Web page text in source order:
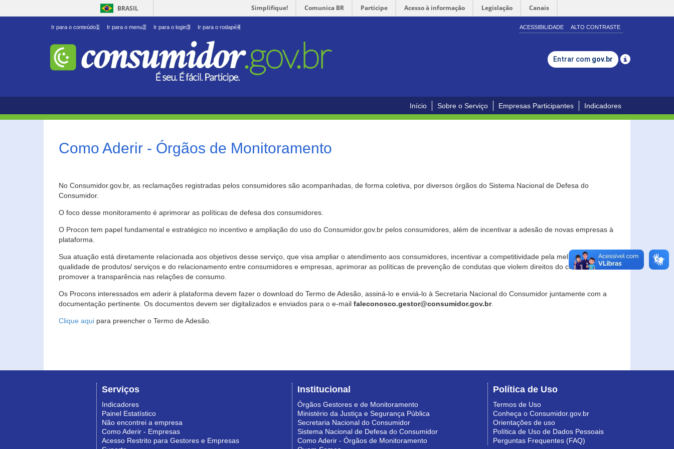
BRASIL Simplifique! Comunica BR Participe Acesso à informação Legislação Canais
Ir para o conteúdo1 Ir para o menu2 Ir para o login3 Ir para o rodapé4 ACESSIBILIDADE ALTO CONTRASTE
Entrar com gov.br
Início Sobre o Serviço Empresas Participantes Indicadores
Como Aderir - Órgãos de Monitoramento
No Consumidor.gov.br, as reclamações registradas pelos consumidores são acompanhadas, de forma coletiva, por diversos órgãos do Sistema Nacional de Defesa do
Consumidor.
O foco desse monitoramento é aprimorar as políticas de defesa dos consumidores.
O Procon tem papel fundamental e estratégico no incentivo e ampliação do uso do Consumidor.gov.br pelos consumidores, além de incentivar a adesão de novas empresas à
plataforma.
Sua atuação está diretamente relacionada aos objetivos desse serviço, que visa ampliar o atendimento aos consumidores, incentivar a competitividade pela melhoria da
qualidade de produtos/ serviços e do relacionamento entre consumidores e empresas, aprimorar as políticas de prevenção de condutas que violem direitos do consumidor e
promover a transparência nas relações de consumo.
Os Procons interessados em aderir à plataforma devem fazer o download do Termo de Adesão, assiná-lo e enviá-lo à Secretaria Nacional do Consumidor juntamente com a
documentação pertinente. Os documentos devem ser digitalizados e enviados para o e-mail faleconosco.gestor@consumidor.gov.br.
Clique aqui para preencher o Termo de Adesão.
Serviços
Indicadores
Painel Estatístico
Não encontrei a empresa
Como Aderir - Empresas
Acesso Restrito para Gestores e Empresas
Institucional
Órgãos Gestores e de Monitoramento
Ministério da Justiça e Segurança Pública
Secretaria Nacional do Consumidor
Sistema Nacional de Defesa do Consumidor
Como Aderir - Órgãos de Monitoramento
Política de Uso
Termos de Uso
Conheça o Consumidor.gov.br
Orientações de uso
Política de Uso de Dados Pessoais
Perguntas Frequentes (FAQ)